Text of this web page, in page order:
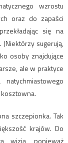
wzrostu
oraz do zapaści
się na
sugerują,
osoby znajdujące
ale w praktyce
szczepionka. Tak
krajów. Do
wizją, ponieważ